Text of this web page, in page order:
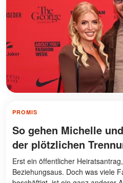
PROMIS
So gehen Michelle
der plötzlichen
Erst ein öffentlicher
Beziehungsaus. Doch was viele